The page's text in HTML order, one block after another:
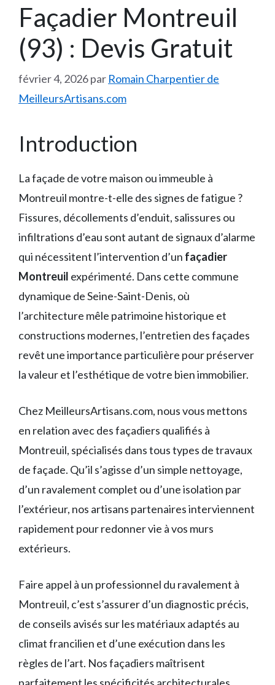
Façadier Montreuil
(93) : Devis Gratuit
février 4, 2026par Romain Charpentier de
MeilleursArtisans.com
Introduction
La façade de votre maison ou immeuble à
Montreuil montre-t-elle des signes de fatigue ?
Fissures, décollements d’enduit, salissures ou
infiltrations d’eau sont autant de signaux d’alarme
qui nécessitent l’intervention d’un façadier
Montreuil expérimenté. Dans cette commune
dynamique de Seine-Saint-Denis, où
l’architecture mêle patrimoine historique et
constructions modernes, l’entretien des façades
revêt une importance particulière pour préserver
la valeur et l’esthétique de votre bien immobilier.
Chez MeilleursArtisans.com, nous vous mettons
en relation avec des façadiers qualifiés à
Montreuil, spécialisés dans tous types de travaux
de façade. Qu’il s’agisse d’un simple nettoyage,
d’un ravalement complet ou d’une isolation par
l’extérieur, nos artisans partenaires interviennent
rapidement pour redonner vie à vos murs
extérieurs.
Faire appel à un professionnel du ravalement à
Montreuil, c’est s’assurer d’un diagnostic précis,
de conseils avisés sur les matériaux adaptés au
climat francilien et d’une exécution dans les
règles de l’art. Nos façadiers maîtrisent